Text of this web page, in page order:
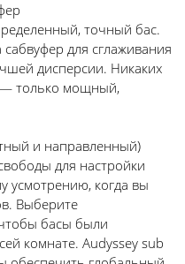
точный бас.
для сглаживания
дисперсии. Никаких
только мощный,
и направленный)
для настройки
усмотрению, когда вы
Выберите
басы были
комнате. Audyssey sub